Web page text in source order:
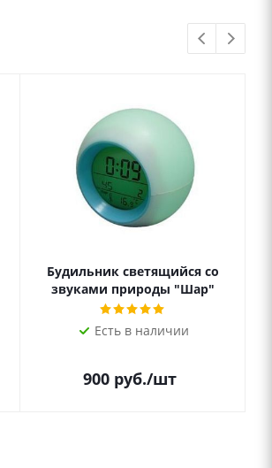
Будильник светящийся со
звуками природы "Шар"
Есть в наличии
900 руб./шт